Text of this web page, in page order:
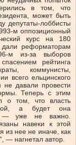
в том, что
может быть
депутаты-лоббисты
м оппозиционный
курс на 180
реформаторам
м из-за выборов
рейтинга
коммунисты,
всего ельцинского
не давали провести
Теперь с этим
о том, что власть
а будет она
— уже не важно.
навеки к этой
из нее не иначе, как
— нагнетал автор.